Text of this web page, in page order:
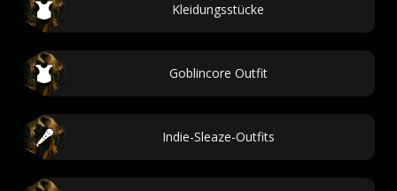
Kleidungsstücke
Goblincore Outfit
Indie-Sleaze-Outfits